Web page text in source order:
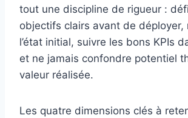
tout une discipline de rigueur :
objectifs clairs avant de déployer,
l’état initial, suivre les bons KPIs
et ne jamais confondre potentiel
valeur réalisée.
Les quatre dimensions clés à